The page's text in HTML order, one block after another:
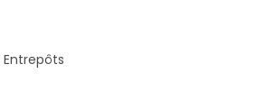
Entrepôts